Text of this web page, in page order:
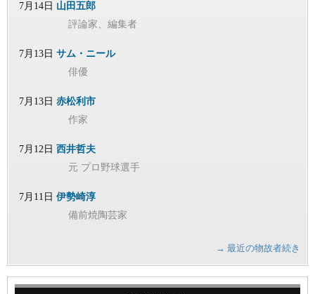
7月14日 山田五郎
評論家、編集者
7月13日 サム・ニール
俳優
7月13日 赤松利市
作家
7月12日 西井哲夫
元 プロ野球選手
7月11日 伊勢崎淳
備前焼陶芸家
→ 最近の物故者続き